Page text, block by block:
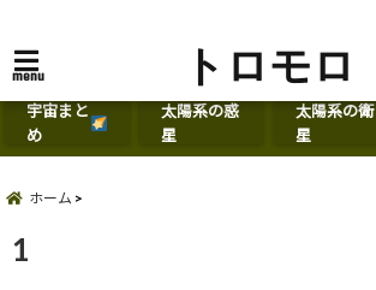
menu トロモロ
宇宙まと
め
太陽系の惑
星
太陽系の衛
星
ホーム
1